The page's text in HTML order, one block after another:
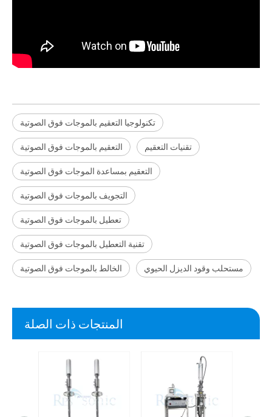
تكنولوجيا التعقيم بالموجات فوق الصوتية
التعقيم بالموجات فوق الصوتية تقنيات التعقيم
التعقيم بمساعدة الموجات فوق الصوتية
التجويف بالموجات فوق الصوتية
تعطيل بالموجات فوق الصوتية
تقنية التعطيل بالموجات فوق الصوتية
الخالط بالموجات فوق الصوتية مستحلب وقود الديزل الحيوي
المنتجات ذات الصلة